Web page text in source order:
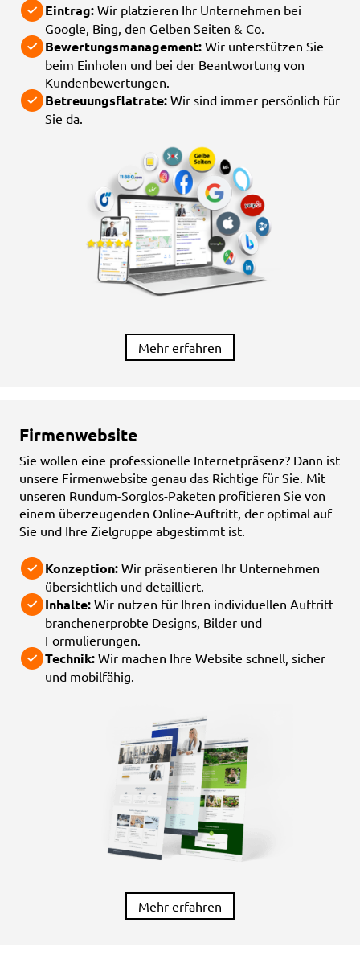
Eintrag: Wir platzieren Ihr Unternehmen bei
Google, Bing, den Gelben Seiten & Co.
Bewertungsmanagement: Wir unterstützen Sie
beim Einholen und bei der Beantwortung von
Kundenbewertungen.
Betreuungsflatrate: Wir sind immer persönlich für
Sie da.
Mehr erfahren
Firmenwebsite
Sie wollen eine professionelle Internetpräsenz? Dann ist
unsere Firmenwebsite genau das Richtige für Sie. Mit
unseren Rundum-Sorglos-Paketen profitieren Sie von
einem überzeugenden Online-Auftritt, der optimal auf
Sie und Ihre Zielgruppe abgestimmt ist.
Konzeption: Wir präsentieren Ihr Unternehmen
übersichtlich und detailliert.
Inhalte: Wir nutzen für Ihren individuellen Auftritt
branchenerprobte Designs, Bilder und
Formulierungen.
Technik: Wir machen Ihre Website schnell, sicher
und mobilfähig.
Mehr erfahren